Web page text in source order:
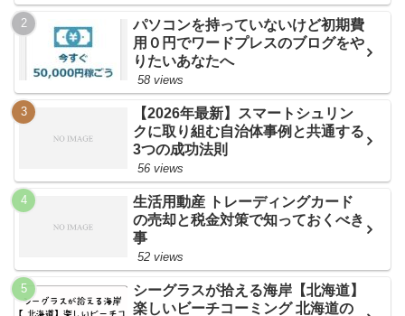
パソコンを持っていないけど初期費
用０円でワードプレスのブログをや
りたいあなたへ
58 views
【2026年最新】スマートシュリン
クに取り組む自治体事例と共通する
3つの成功法則
56 views
生活用動産 トレーディングカード
の売却と税金対策で知っておくべき
事
52 views
シーグラスが拾える海岸【北海道】
楽しいビーチコーミング 北海道の